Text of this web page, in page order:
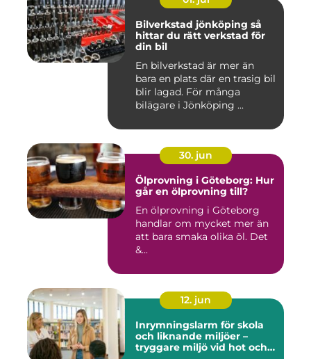
Bilverkstad jönköping så
hittar du rätt verkstad för
din bil
En bilverkstad är mer än
bara en plats där en trasig bil
blir lagad. För många
bilägare i Jönköping ...
30. jun
Ölprovning i Göteborg: Hur
går en ölprovning till?
En ölprovning i Göteborg
handlar om mycket mer än
att bara smaka olika öl. Det
&...
12. jun
Inrymningslarm för skola
och liknande miljöer –
tryggare miljö vid hot och